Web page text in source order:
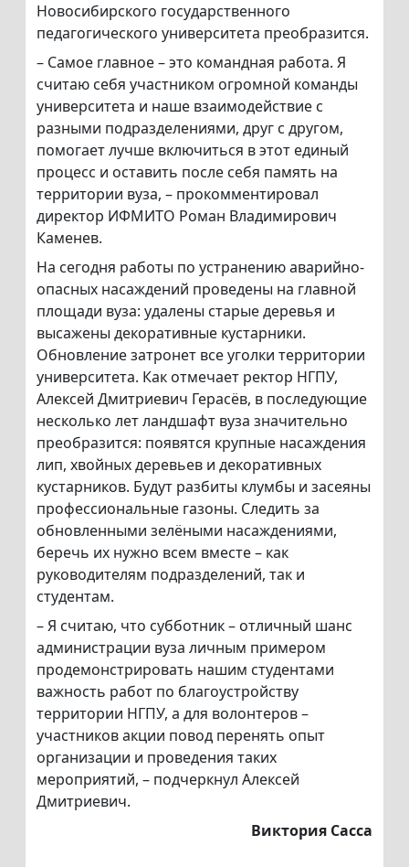
Новосибирского государственного
педагогического университета преобразится.
– Самое главное – это командная работа. Я
считаю себя участником огромной команды
университета и наше взаимодействие с
разными подразделениями, друг с другом,
помогает лучше включиться в этот единый
процесс и оставить после себя память на
территории вуза, – прокомментировал
директор ИФМИТО Роман Владимирович
Каменев.
На сегодня работы по устранению аварийно-
опасных насаждений проведены на главной
площади вуза: удалены старые деревья и
высажены декоративные кустарники.
Обновление затронет все уголки территории
университета. Как отмечает ректор НГПУ,
Алексей Дмитриевич Герасёв, в последующие
несколько лет ландшафт вуза значительно
преобразится: появятся крупные насаждения
лип, хвойных деревьев и декоративных
кустарников. Будут разбиты клумбы и засеяны
профессиональные газоны. Следить за
обновленными зелёными насаждениями,
беречь их нужно всем вместе – как
руководителям подразделений, так и
студентам.
– Я считаю, что субботник – отличный шанс
администрации вуза личным примером
продемонстрировать нашим студентами
важность работ по благоустройству
территории НГПУ, а для волонтеров –
участников акции повод перенять опыт
организации и проведения таких
мероприятий, – подчеркнул Алексей
Дмитриевич.
Виктория Сасса